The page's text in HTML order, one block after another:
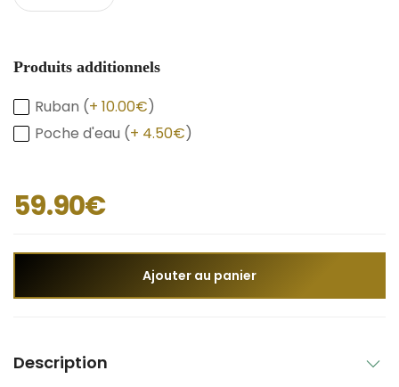
Produits additionnels
Ruban (+ 10.00€)
Poche d'eau (+ 4.50€)
59.90€
Ajouter au panier
Description